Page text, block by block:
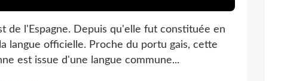
de l'Espagne. Depuis qu'elle fut constituée en
langue officielle. Proche du portu gais, cette
est issue d'une langue commune...